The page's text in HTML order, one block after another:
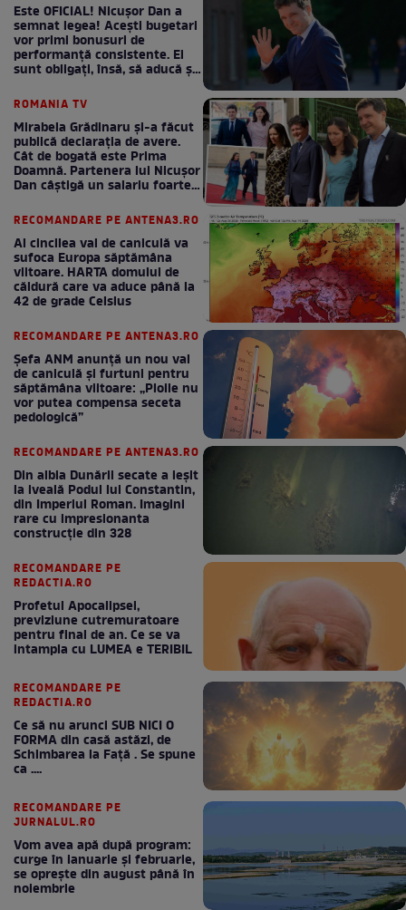
Este OFICIAL! Nicușor Dan a
semnat legea! Acești bugetari
vor primi bonusuri de
performanță consistente. Ei
sunt obligați, însă, să aducă și
ROMANIA TV
Mirabela Grădinaru și-a făcut
publică declarația de avere.
Cât de bogată este Prima
Doamnă. Partenera lui Nicușor
Dan câștigă un salariu foarte
RECOMANDARE PE ANTENA3.RO
Al cincilea val de caniculă va
sufoca Europa săptămâna
viitoare. HARTA domului de
căldură care va aduce până la
42 de grade Celsius
RECOMANDARE PE ANTENA3.RO
Șefa ANM anunță un nou val
de caniculă și furtuni pentru
săptămâna viitoare: „Ploile nu
vor putea compensa seceta
pedologică”
RECOMANDARE PE ANTENA3.RO
Din albia Dunării secate a ieșit
la iveală Podul lui Constantin,
din Imperiul Roman. Imagini
rare cu impresionanta
construcție din 328
RECOMANDARE PE
REDACTIA.RO
Profetul Apocalipsei,
previziune cutremuratoare
pentru final de an. Ce se va
intampla cu LUMEA e TERIBIL
RECOMANDARE PE
REDACTIA.RO
Ce să nu arunci SUB NICI O
FORMA din casă astăzi, de
Schimbarea la Față . Se spune
ca ....
RECOMANDARE PE
JURNALUL.RO
Vom avea apă după program:
curge în ianuarie și februarie,
se oprește din august până în
noiembrie